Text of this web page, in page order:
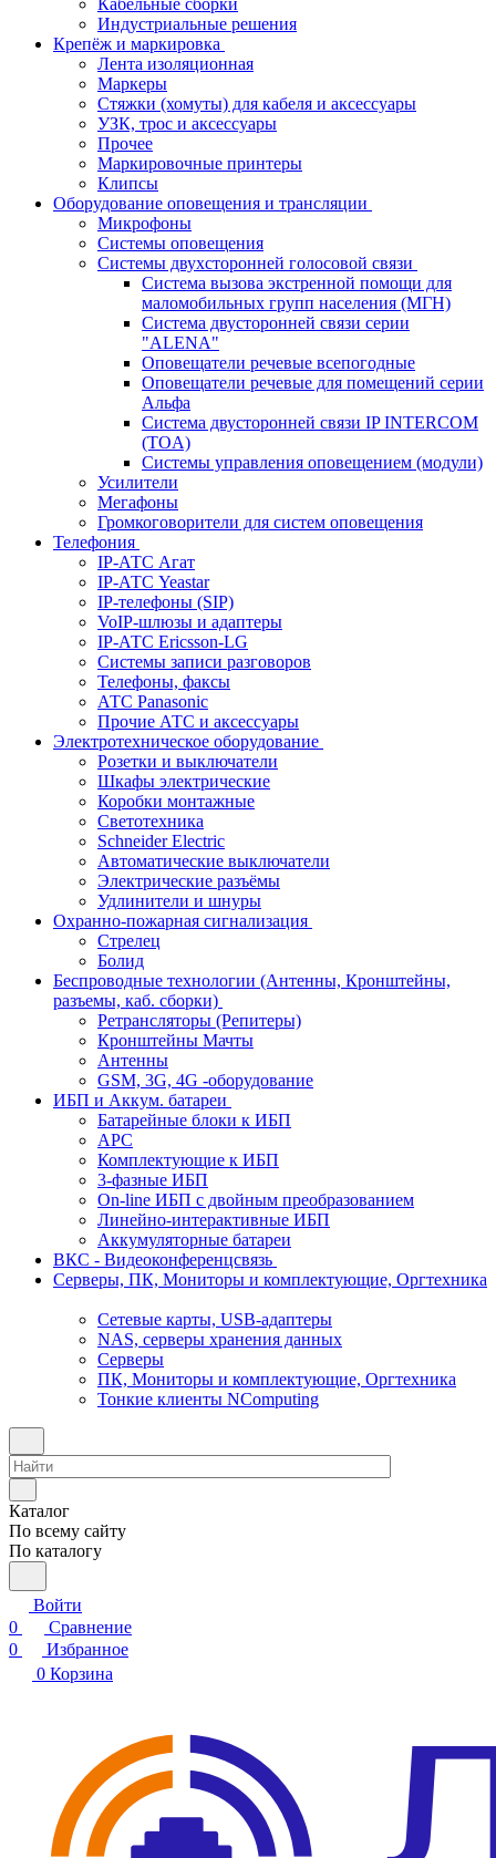
Кабельные сборки
Индустриальные решения
Крепёж и маркировка
Лента изоляционная
Маркеры
Стяжки (хомуты) для кабеля и аксессуары
УЗК, трос и аксессуары
Прочее
Маркировочные принтеры
Клипсы
Оборудование оповещения и трансляции
Микрофоны
Системы оповещения
Системы двухсторонней голосовой связи
Система вызова экстренной помощи для
маломобильных групп населения (МГН)
Система двусторонней связи серии
"ALENA"
Оповещатели речевые всепогодные
Оповещатели речевые для помещений серии
Альфа
Система двусторонней связи IP INTERCOM
(TOA)
Системы управления оповещением (модули)
Усилители
Мегафоны
Громкоговорители для систем оповещения
Телефония
IP-АТС Агат
IP-АТС Yeastar
IP-телефоны (SIP)
VoIP-шлюзы и адаптеры
IP-АТС Ericsson-LG
Системы записи разговоров
Телефоны, факсы
АТС Panasonic
Прочие АТС и аксессуары
Электротехническое оборудование
Розетки и выключатели
Шкафы электрические
Коробки монтажные
Светотехника
Schneider Electric
Автоматические выключатели
Электрические разъёмы
Удлинители и шнуры
Охранно-пожарная сигнализация
Стрелец
Болид
Беспроводные технологии (Антенны, Кронштейны,
разъемы, каб. сборки)
Ретрансляторы (Репитеры)
Кронштейны Мачты
Антенны
GSM, 3G, 4G -оборудование
ИБП и Аккум. батареи
Батарейные блоки к ИБП
APC
Комплектующие к ИБП
3-фазные ИБП
On-line ИБП с двойным преобразованием
Линейно-интерактивные ИБП
Аккумуляторные батареи
ВКС - Видеоконференцсвязь
Серверы, ПК, Мониторы и комплектующие, Оргтехника
Сетевые карты, USB-адаптеры
NAS, серверы хранения данных
Серверы
ПК, Мониторы и комплектующие, Оргтехника
Тонкие клиенты NComputing
Каталог
По всему сайту
По каталогу
Войти
0
Сравнение
0
Избранное
0 Корзина